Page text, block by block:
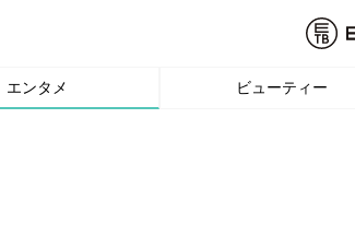
エンタメ ビューティー